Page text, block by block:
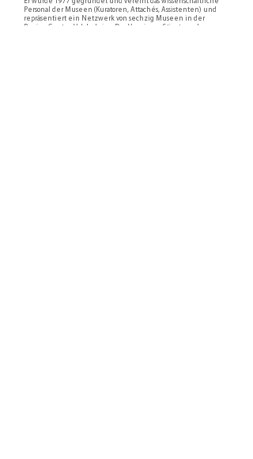
Personal der Museen (Kuratoren, Attachés, Assistenten) und
repräsentiert ein Netzwerk von sechzig Museen in der
Region Centre-Val de Loire. Der Verein profitiert von der